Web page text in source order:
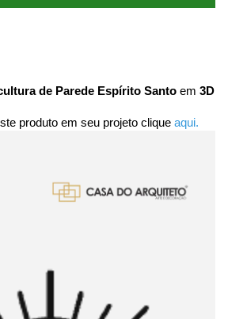
de Parede Espírito Santo em 3D
produto em seu projeto clique aqui.